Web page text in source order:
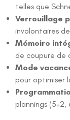
telles que
Verrouillage
involontaires
Mémoire
de coupure de
Mode
pour optimiser
plannings (5+2,